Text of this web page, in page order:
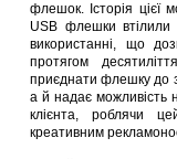
флешок. Історія цієї
USB флешки втілили
використанні, що
протягом
приєднати флешку до
а й надає можливість
клієнта, роблячи
креативним